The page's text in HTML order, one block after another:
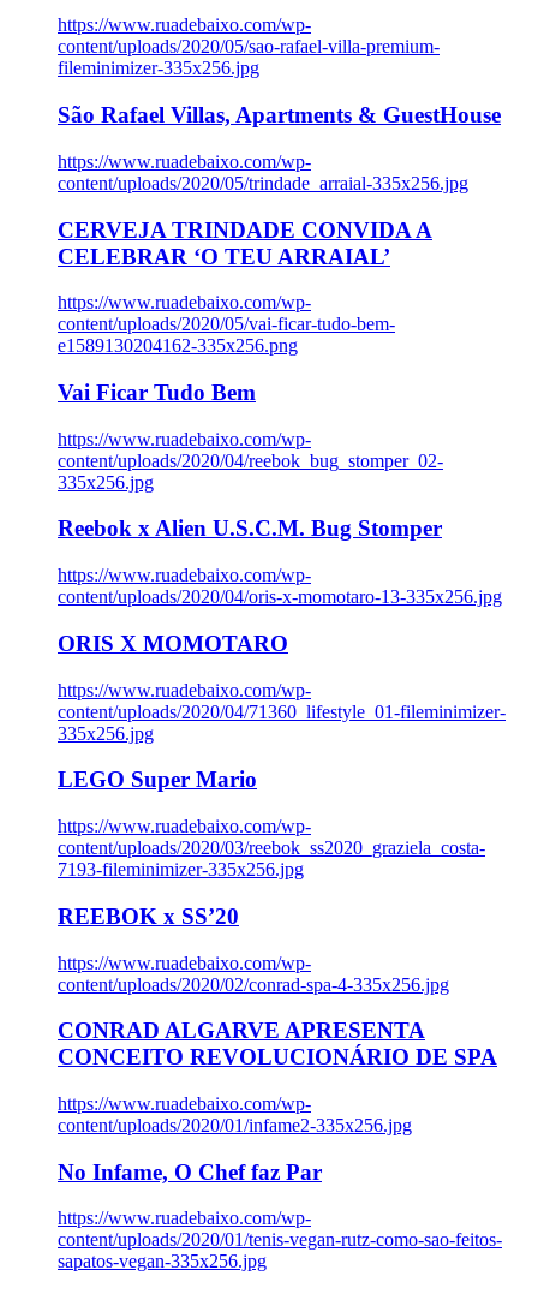
https://www.ruadebaixo.com/wp-
content/uploads/2020/05/sao-rafael-villa-premium-
fileminimizer-335x256.jpg
São Rafael Villas, Apartments & GuestHouse
https://www.ruadebaixo.com/wp-
content/uploads/2020/05/trindade_arraial-335x256.jpg
CERVEJA TRINDADE CONVIDA A
CELEBRAR ‘O TEU ARRAIAL’
https://www.ruadebaixo.com/wp-
content/uploads/2020/05/vai-ficar-tudo-bem-
e1589130204162-335x256.png
Vai Ficar Tudo Bem
https://www.ruadebaixo.com/wp-
content/uploads/2020/04/reebok_bug_stomper_02-
335x256.jpg
Reebok x Alien U.S.C.M. Bug Stomper
https://www.ruadebaixo.com/wp-
content/uploads/2020/04/oris-x-momotaro-13-335x256.jpg
ORIS X MOMOTARO
https://www.ruadebaixo.com/wp-
content/uploads/2020/04/71360_lifestyle_01-fileminimizer-
335x256.jpg
LEGO Super Mario
https://www.ruadebaixo.com/wp-
content/uploads/2020/03/reebok_ss2020_graziela_costa-
7193-fileminimizer-335x256.jpg
REEBOK x SS’20
https://www.ruadebaixo.com/wp-
content/uploads/2020/02/conrad-spa-4-335x256.jpg
CONRAD ALGARVE APRESENTA
CONCEITO REVOLUCIONÁRIO DE SPA
https://www.ruadebaixo.com/wp-
content/uploads/2020/01/infame2-335x256.jpg
No Infame, O Chef faz Par
https://www.ruadebaixo.com/wp-
content/uploads/2020/01/tenis-vegan-rutz-como-sao-feitos-
sapatos-vegan-335x256.jpg